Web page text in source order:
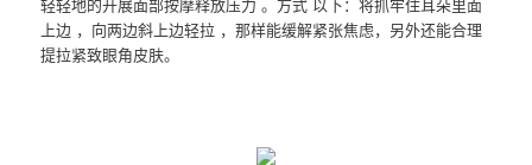
上边 ，向两边斜上边轻拉 ，那样能缓解紧张焦虑，另外还能合理
提拉紧致眼角皮肤。